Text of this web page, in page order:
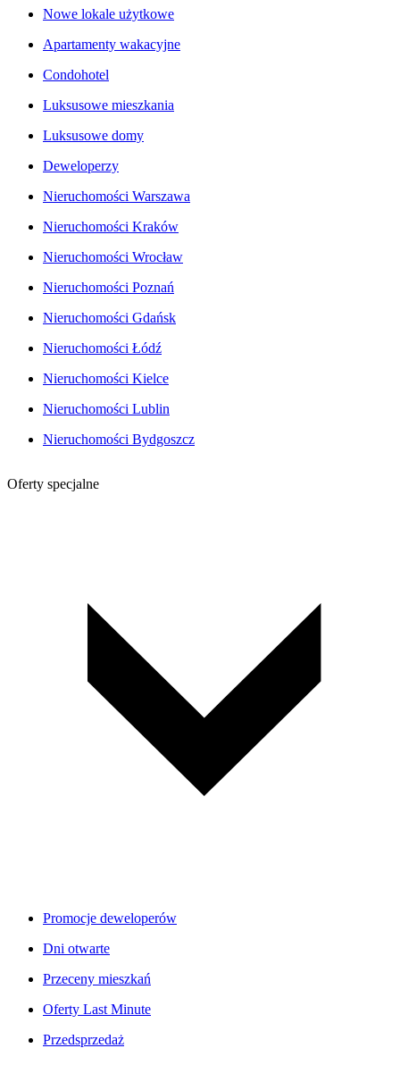
Nowe lokale użytkowe
Apartamenty wakacyjne
Condohotel
Luksusowe mieszkania
Luksusowe domy
Deweloperzy
Nieruchomości Warszawa
Nieruchomości Kraków
Nieruchomości Wrocław
Nieruchomości Poznań
Nieruchomości Gdańsk
Nieruchomości Łódź
Nieruchomości Kielce
Nieruchomości Lublin
Nieruchomości Bydgoszcz
Oferty specjalne
Promocje deweloperów
Dni otwarte
Przeceny mieszkań
Oferty Last Minute
Przedsprzedaż